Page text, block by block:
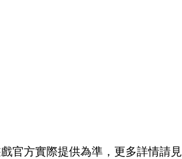
官方實際提供為準，更多詳情請